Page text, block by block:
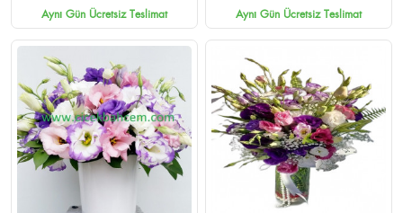
Aynı Gün Ücretsiz Teslimat Aynı Gün Ücretsiz Teslimat